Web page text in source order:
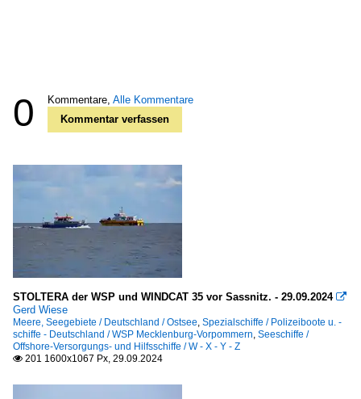
0 Kommentare, Alle Kommentare
Kommentar verfassen
STOLTERA der WSP und WINDCAT 35 vor Sassnitz. - 29.09.2024 
Gerd Wiese
Meere, Seegebiete / Deutschland / Ostsee, Spezialschiffe / Polizeiboote u. -
schiffe - Deutschland / WSP Mecklenburg-Vorpommern, Seeschiffe /
Offshore-Versorgungs- und Hilfsschiffe / W - X - Y - Z
 201 1600x1067 Px, 29.09.2024